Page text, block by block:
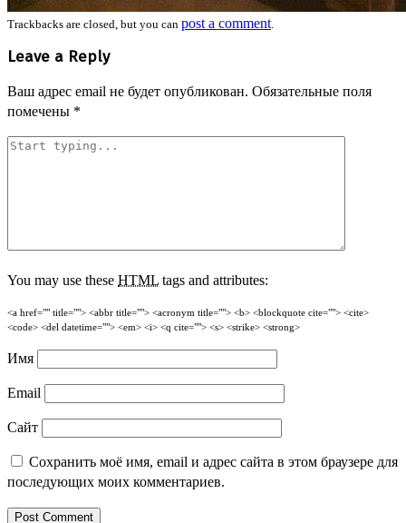
Trackbacks are closed, but you can post a comment.
Leave a Reply
Ваш адрес email не будет опубликован. Обязательные поля
помечены *
You may use these HTML tags and attributes:
<a href="" title=""> <abbr title=""> <acronym title=""> <b> <blockquote cite=""> <cite>
<code> <del datetime=""> <em> <i> <q cite=""> <s> <strike> <strong>
Имя
Email
Сайт
Сохранить моё имя, email и адрес сайта в этом браузере для
последующих моих комментариев.